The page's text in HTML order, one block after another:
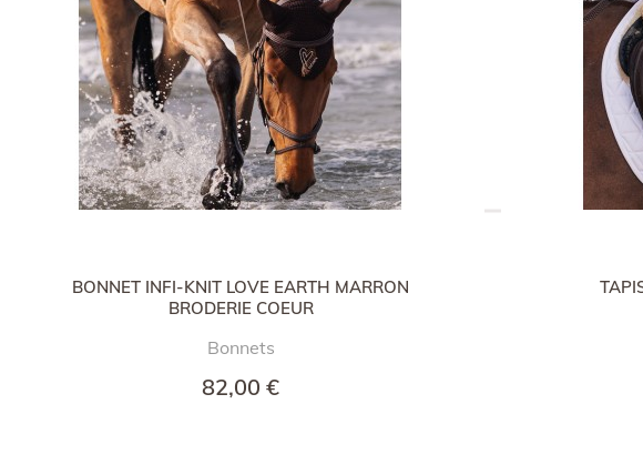
BONNET INFI-KNIT LOVE EARTH MARRON
BRODERIE COEUR
Bonnets
82,00 €